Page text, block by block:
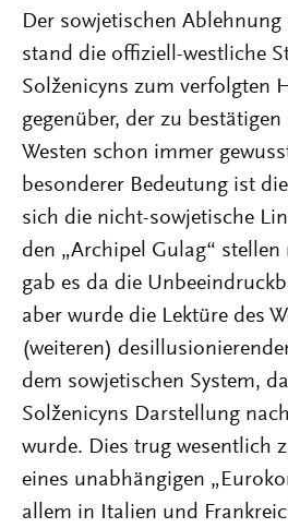
Der sowjetischen
stand die offiziell-westliche
Solženicyns zum verfolgten
gegenüber, der zu
Westen schon immer
besonderer Bedeutung ist
sich die nicht-sowjetische
den „Archipel Gulag“
gab es da die
aber wurde die Lektüre des
(weiteren)
dem sowjetischen System,
Solženicyns Darstellung
wurde. Dies trug wesentlich
eines unabhängigen
allem in Italien und